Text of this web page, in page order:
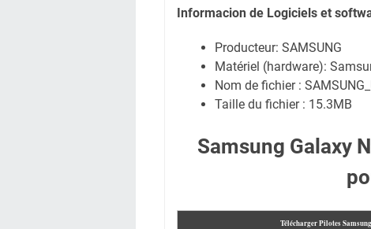
Informacion de Logiciels et
Producteur: SAMSUNG
Matériel (hardware):
Nom de fichier :
Taille du fichier : 15.3MB
Samsung Galaxy
Télécharger Pilotes